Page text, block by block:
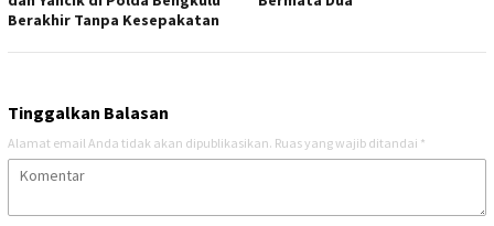
Berakhir Tanpa Kesepakatan
Tinggalkan Balasan
Alamat email Anda tidak akan dipublikasikan. Ruas yang wajib ditandai *